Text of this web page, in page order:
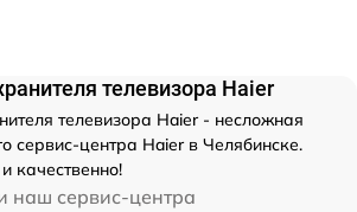
телевизора Haier
телевизора Haier - несложная
сервис-центра Haier в Челябинске.
качественно!
наш сервис-центра